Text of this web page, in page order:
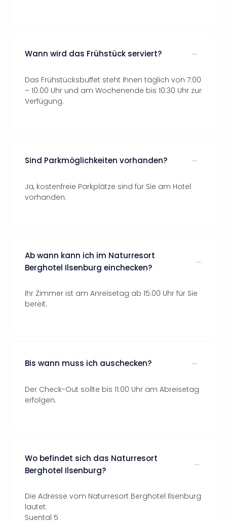
Wann wird das Frühstück serviert?
Das Frühstücksbuffet steht Ihnen täglich von 7:00
– 10:00 Uhr und am Wochenende bis 10:30 Uhr zur
Verfügung.
Sind Parkmöglichkeiten vorhanden?
Ja, kostenfreie Parkplätze sind für Sie am Hotel
vorhanden.
Ab wann kann ich im Naturresort
Berghotel Ilsenburg einchecken?
Ihr Zimmer ist am Anreisetag ab 15:00 Uhr für Sie
bereit.
Bis wann muss ich auschecken?
Der Check-Out sollte bis 11:00 Uhr am Abreisetag
erfolgen.
Wo befindet sich das Naturresort
Berghotel Ilsenburg?
Die Adresse vom Naturresort Berghotel Ilsenburg
lautet:
Suental 5